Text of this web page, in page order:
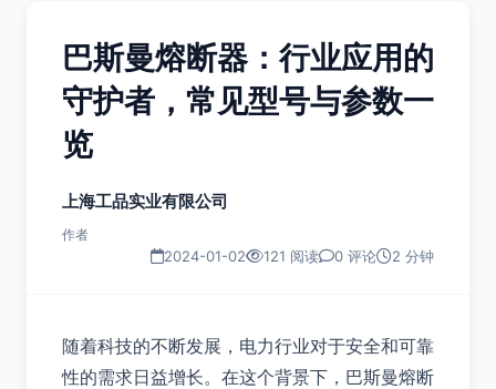
巴斯曼熔断器：行业应用的
守护者，常见型号与参数一
览
上海工品实业有限公司
作者
2024-01-02 121 阅读 0 评论 2 分钟
随着科技的不断发展，电力行业对于安全和可靠
性的需求日益增长。在这个背景下，巴斯曼熔断